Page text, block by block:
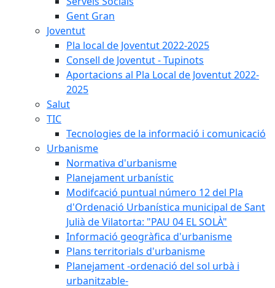
Gent Gran
Joventut
Pla local de Joventut 2022-2025
Consell de Joventut - Tupinots
Aportacions al Pla Local de Joventut 2022-
2025
Salut
TIC
Tecnologies de la informació i comunicació
Urbanisme
Normativa d'urbanisme
Planejament urbanístic
Modifcació puntual número 12 del Pla
d'Ordenació Urbanística municipal de Sant
Julià de Vilatorta: "PAU 04 EL SOLÀ"
Informació geogràfica d'urbanisme
Plans territorials d'urbanisme
Planejament -ordenació del sol urbà i
urbanitzable-